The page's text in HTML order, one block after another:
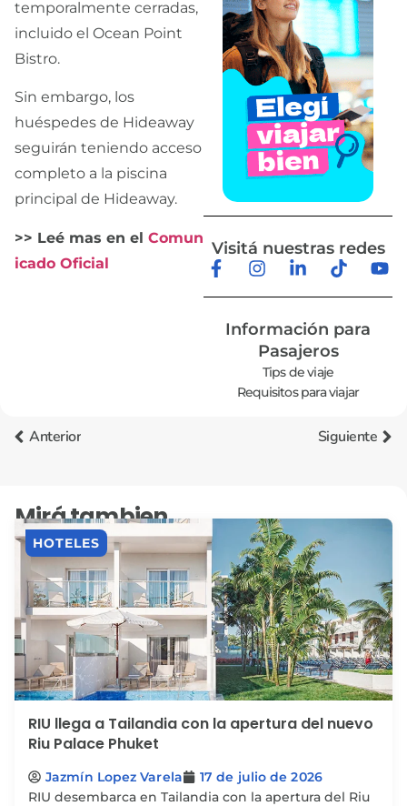
temporalmente cerradas,
incluido el Ocean Point
Bistro.
Sin embargo, los
huéspedes de Hideaway
seguirán teniendo acceso
completo a la piscina
principal de Hideaway.
>> Leé mas en el Comun
icado Oficial
Visitá nuestras redes
Información para
Pasajeros
Tips de viaje
Requisitos para viajar
Anterior Siguiente
Mirá tambien
HOTELES
RIU llega a Tailandia con la apertura del nuevo
Riu Palace Phuket
Jazmín Lopez Varela
17 de julio de 2026
RIU desembarca en Tailandia con la apertura del Riu